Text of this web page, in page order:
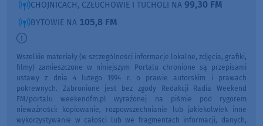
CHOJNICACH, CZŁUCHOWIE I TUCHOLI NA 99,30 FM
BYTOWIE NA 105,8 FM
Wszelkie materiały (w szczególności informacje lokalne, zdjęcia, grafiki,
filmy) zamieszczone w niniejszym Portalu chronione są przepisami
ustawy z dnia 4 lutego 1994 r. o prawie autorskim i prawach
pokrewnych. Zabronione jest bez zgody Redakcji Radia Weekend
FM/portalu weekendfm.pl wyrażonej na piśmie pod rygorem
nieważności: kopiowanie, rozpowszechnianie lub jakiekolwiek inne
wykorzystywanie w całości lub we fragmentach informacji, danych,